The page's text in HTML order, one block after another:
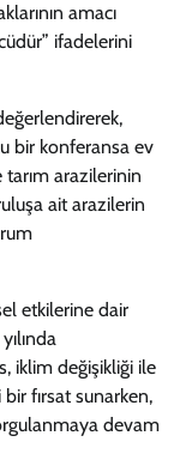
amacı
ifadelerini
bir konferansa ev
arazilerinin
ait arazilerin
etkilerine dair
iklim değişikliği ile
fırsat sunarken,
devam